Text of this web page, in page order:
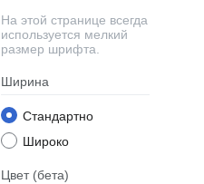
На этой странице всегда
используется мелкий
размер шрифта.
Ширина
Стандартно
Широко
Цвет (бета)